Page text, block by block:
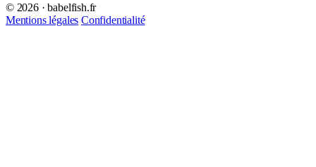
© 2026 · babelfish.fr
Mentions légales Confidentialité